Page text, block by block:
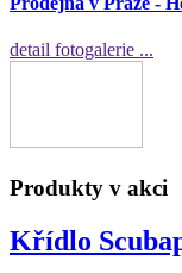
detail fotogalerie ...
Produkty v akci
Křídlo